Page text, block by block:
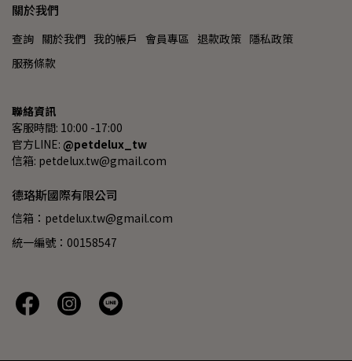
關於我們
查詢 關於我們 我的帳戶 會員專區 退款政策 隱私政策
服務條款
聯絡資訊
客服時間: 10:00 -17:00
官方LINE: @petdelux_tw
信箱: petdelux.tw@gmail.com
德珞斯國際有限公司
信箱：petdelux.tw@gmail.com
統一編號：00158547